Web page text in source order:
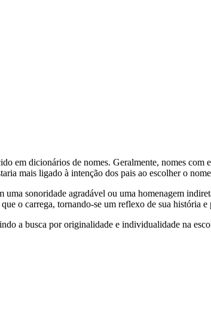
em dicionários de nomes. Geralmente, nomes com
mais ligado à intenção dos pais ao escolher o
sonoridade agradável ou uma homenagem
o carrega, tornando-se um reflexo de sua história e
a busca por originalidade e individualidade na